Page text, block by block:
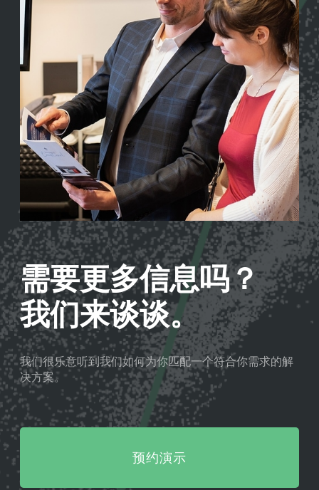
需要更多信息吗？
我们来谈谈。
我们很乐意听到我们如何为你匹配一个符合你需求的解
决方案。
预约演示